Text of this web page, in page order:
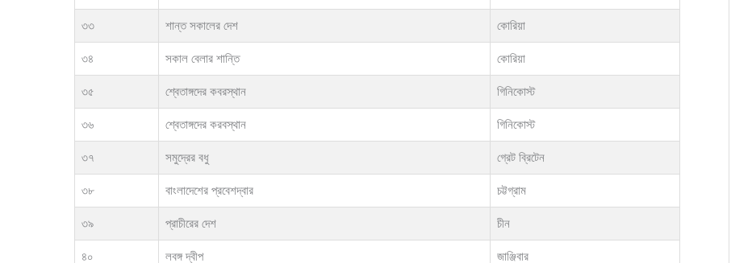
৩৩ শান্ত সকালের দেশ কোরিয়া
৩৪ সকাল বেলার শান্তি কোরিয়া
৩৫ শ্বেতাঙ্গদের কবরস্থান গিনিকোস্ট
৩৬ শ্বেতাঙ্গদের করবস্থান গিনিকোস্ট
৩৭ সমুদ্রের বধু গ্রেট ব্রিটেন
৩৮ বাংলাদেশের প্রবেশদ্বার চট্টগ্রাম
৩৯ প্রাচীরের দেশ চীন
৪০ লবঙ্গ দ্বীপ জাঞ্জিবার